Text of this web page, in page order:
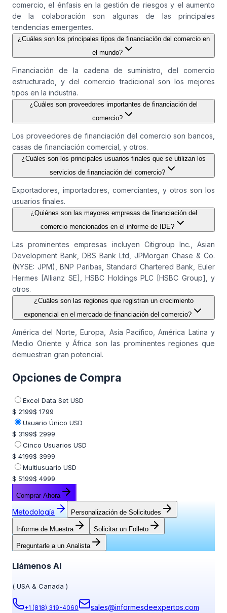
comercio, el énfasis en la gestión de riesgos y el aumento
de la colaboración son algunas de las principales
tendencias emergentes.
¿Cuáles son los principales tipos de financiación del comercio en
el mundo?
Financiación de la cadena de suministro, del comercio
estructurado, y del comercio tradicional son los mejores
tipos en la industria.
¿Cuáles son proveedores importantes de financiación del
comercio?
Los proveedores de financiación del comercio son bancos,
casas de financiación comercial, y otros.
¿Cuáles son los principales usuarios finales que se utilizan los
servicios de financiación del comercio?
Exportadores, importadores, comerciantes, y otros son los
usuarios finales.
¿Quiénes son las mayores empresas de financiación del
comercio mencionados en el informe de IDE?
Las prominentes empresas incluyen Citigroup Inc., Asian
Development Bank, DBS Bank Ltd, JPMorgan Chase & Co.
(NYSE: JPM), BNP Paribas, Standard Chartered Bank, Euler
Hermes [Allianz SE], HSBC Holdings PLC [HSBC Group], y
otros.
¿Cuáles son las regiones que registran un crecimiento
exponencial en el mercado de financiación del comercio?
América del Norte, Europa, Asia Pacífico, América Latina y
Medio Oriente y África son las prominentes regiones que
demuestran gran potencial.
Opciones de Compra
Excel Data Set USD
$ 2199$ 1799
Usuario Único USD
$ 3199$ 2999
Cinco Usuarios USD
$ 4199$ 3999
Multiusuario USD
$ 5199$ 4999
Comprar Ahora
Metodología Personalización de Solicitudes
Informe de Muestra Solicitar un Folleto
Preguntarle a un Analista
Llámenos Al
( USA & Canada )
+1 (818) 319-4060 sales@informesdeexpertos.com